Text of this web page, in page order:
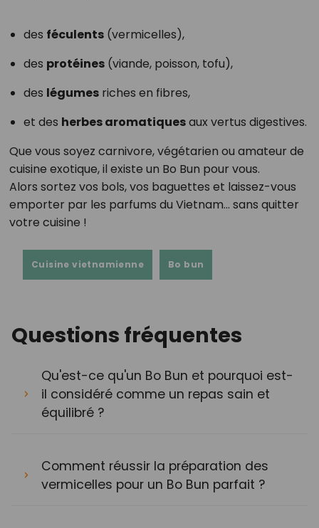
des féculents(vermicelles),
des protéines(viande, poisson, tofu),
des légumesriches en fibres,
et des herbes aromatiquesaux vertus digestives.
Que vous soyez carnivore, végétarien ou amateur de
cuisine exotique, il existe un Bo Bun pour vous.
Alors sortez vos bols, vos baguettes et laissez-vous
emporter par les parfums du Vietnam… sans quitter
votre cuisine !
Cuisine vietnamienne Bo bun
Questions fréquentes
Qu'est-ce qu'un Bo Bun et pourquoi est-
il considéré comme un repas sain et
équilibré ?
Comment réussir la préparation des
vermicelles pour un Bo Bun parfait ?